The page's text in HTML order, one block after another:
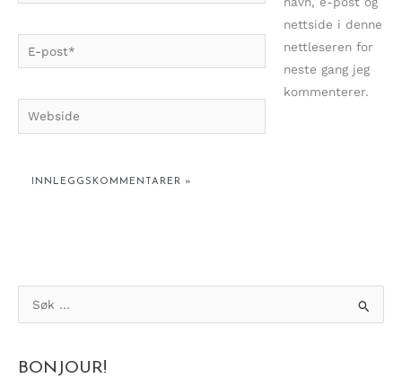
post*
Webside
nettside i denne
nettleseren for
neste gang jeg
kommenterer.
ø
eBONJOUR!